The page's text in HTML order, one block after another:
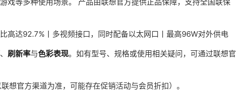
高达92.7%丨多视频接口，同时配备以太网口丨最高96W对外供电
、 刷新率与色彩表现。如有型号、规格或使用相关疑问，可通过联想官
想官方渠道为准，可能存在促销活动与会员折扣）。